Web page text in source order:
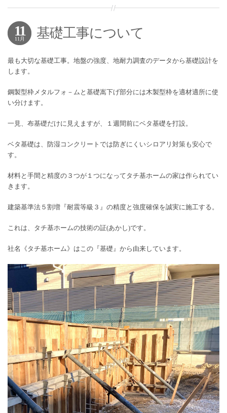
11
11月 基礎工事について
最も大切な基礎工事。地盤の強度、地耐力調査のデータから基礎設計を
します。
鋼製型枠メタルフォ－ムと基礎嵩下げ部分には木製型枠を適材適所に使
い分けます。
一見、布基礎だけに見えますが、１週間前にベタ基礎を打設。
ベタ基礎は、防湿コンクリートでは防ぎにくいシロアリ対策も安心で
す。
材料と手間と精度の３つが１つになってタチ基ホームの家は作られてい
きます。
建築基準法５割増『耐震等級３』の精度と強度確保を誠実に施工する。
これは、タチ基ホームの技術の証(あかし)です。
社名《タチ基ホーム》はこの『基礎』から由来しています。